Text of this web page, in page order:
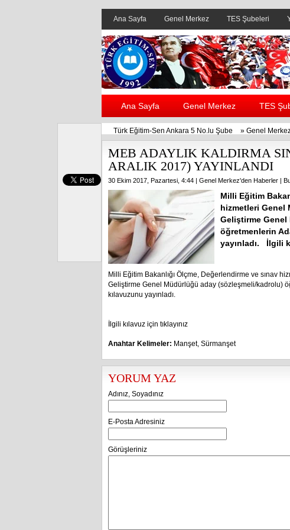
Ana Sayfa Genel Merkez TES Şubeleri
Header
Ana Sayfa Genel Merkez TES
Türk Eğitim-Sen Ankara 5 No.lu Şube » Genel
MEB ADAYLIK KALDIRMA
ARALIK 2017) YAYINLANDI
30 Ekim 2017, Pazartesi, 4:44 | Genel Merkez'den Haberler |
Milli Eğitim
hizmetleri Genel
Geliştirme
öğretmenlerin
yayınladı. İlgili
Milli Eğitim Bakanlığı Ölçme, Değerlendirme ve sınav
Geliştirme Genel Müdürlüğü aday (sözleşmeli/kadrolu)
kılavuzunu yayınladı.
İlgili kılavuz için tıklayınız
Anahtar Kelimeler: Manşet, Sürmanşet
YORUM YAZ
Adınız, Soyadınız
E-Posta Adresiniz
Görüşleriniz